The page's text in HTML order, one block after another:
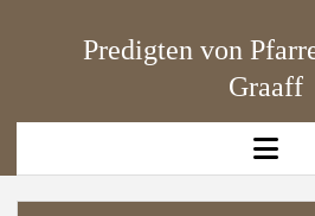
Predigten von
Graaff
open
menu